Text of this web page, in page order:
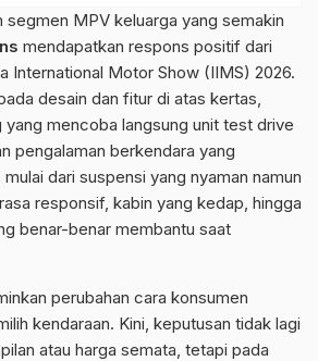
segmen MPV keluarga yang semakin
mendapatkan respons positif dari
International Motor Show (IIMS) 2026.
desain dan fitur di atas kertas,
yang mencoba langsung unit test drive
pengalaman berkendara yang
dari suspensi yang nyaman namun
responsif, kabin yang kedap, hingga
benar-benar membantu saat
perubahan cara konsumen
kendaraan. Kini, keputusan tidak lagi
atau harga semata, tetapi pada